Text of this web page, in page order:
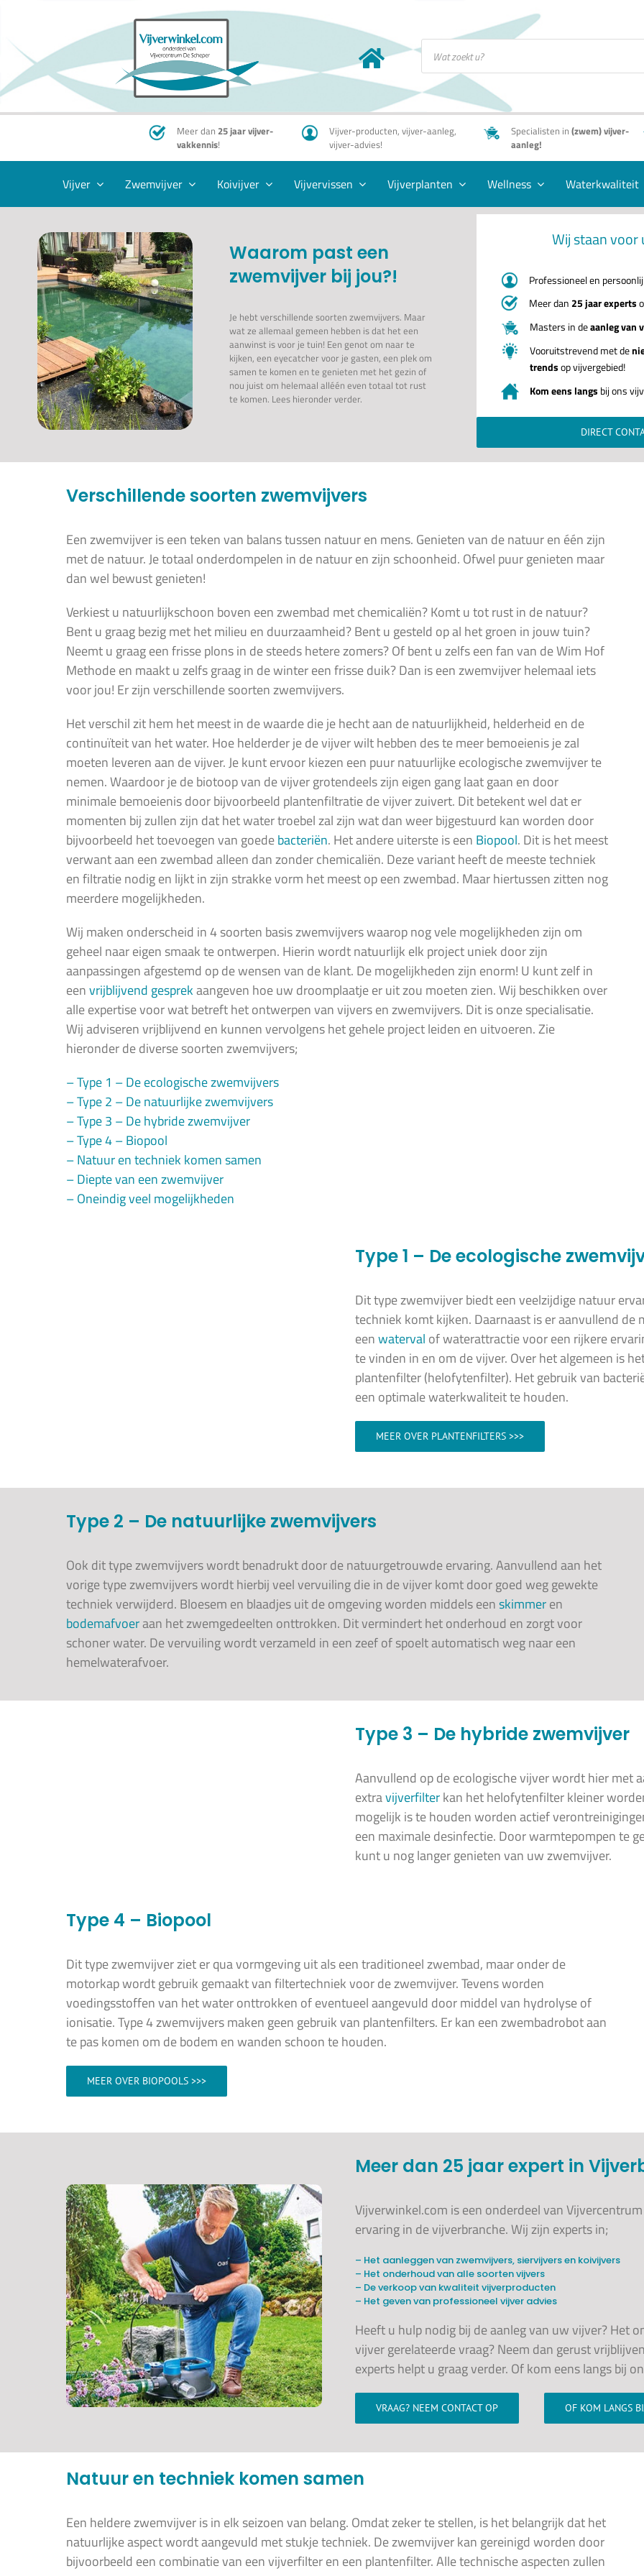
inhoud
Producten
zoeken
Meer dan 25 jaar vijver-
vakkennis!
Vijver-producten, vijver-aanleg,
vijver-advies!
Specialisten in (zwem) vijver-
aanleg!
Vijver Zwemvijver Koivijver Vijvervissen Vijverplanten Wellness Waterkwaliteit
Waarom past een
zwemvijver bij jou?!
Je hebt verschillende soorten zwemvijvers. Maar
wat ze allemaal gemeen hebben is dat het een
aanwinst is voor je tuin! Een genot om naar te
kijken, een eyecatcher voor je gasten, een plek om
samen te komen en te genieten met het gezin of
nou juist om helemaal alléén even totaal tot rust
te komen. Lees hieronder verder.
Wij staan voor
Professioneel en
Meer dan25 jaar experts
Masters in deaanleg van
Vooruitstrevend met de
trendsop vijvergebied!
Kom eens langs bij ons
DIRECT
Verschillende soorten zwemvijvers
Een zwemvijver is een teken van balans tussen natuur en mens. Genieten van de natuur en één zijn
met de natuur. Je totaal onderdompelen in de natuur en zijn schoonheid. Ofwel puur genieten maar
dan wel bewust genieten!
Verkiest u natuurlijkschoon boven een zwembad met chemicaliën? Komt u tot rust in de natuur?
Bent u graag bezig met het milieu en duurzaamheid? Bent u gesteld op al het groen in jouw tuin?
Neemt u graag een frisse plons in de steeds hetere zomers? Of bent u zelfs een fan van de Wim Hof
Methode en maakt u zelfs graag in de winter een frisse duik? Dan is een zwemvijver helemaal iets
voor jou! Er zijn verschillende soorten zwemvijvers.
Het verschil zit hem het meest in de waarde die je hecht aan de natuurlijkheid, helderheid en de
continuïteit van het water. Hoe helderder je de vijver wilt hebben des te meer bemoeienis je zal
moeten leveren aan de vijver. Je kunt ervoor kiezen een puur natuurlijke ecologische zwemvijver te
nemen. Waardoor je de biotoop van de vijver grotendeels zijn eigen gang laat gaan en door
minimale bemoeienis door bijvoorbeeld plantenfiltratie de vijver zuivert. Dit betekent wel dat er
momenten bij zullen zijn dat het water troebel zal zijn wat dan weer bijgestuurd kan worden door
bijvoorbeeld het toevoegen van goedebacteriën. Het andere uiterste is een Biopool. Dit is het meest
verwant aan een zwembad alleen dan zonder chemicaliën. Deze variant heeft de meeste techniek
en filtratie nodig en lijkt in zijn strakke vorm het meest op een zwembad. Maar hiertussen zitten nog
meerdere mogelijkheden.
Wij maken onderscheid in 4 soorten basis zwemvijvers waarop nog vele mogelijkheden zijn om
geheel naar eigen smaak te ontwerpen. Hierin wordt natuurlijk elk project uniek door zijn
aanpassingen afgestemd op de wensen van de klant. De mogelijkheden zijn enorm! U kunt zelf in
eenvrijblijvend gesprekaangeven hoe uw droomplaatje er uit zou moeten zien. Wij beschikken over
alle expertise voor wat betreft het ontwerpen van vijvers en zwemvijvers. Dit is onze specialisatie.
Wij adviseren vrijblijvend en kunnen vervolgens het gehele project leiden en uitvoeren. Zie
hieronder de diverse soorten zwemvijvers;
– Type 1 – De ecologische zwemvijvers
– Type 2 – De natuurlijke zwemvijvers
– Type 3 – De hybride zwemvijver
– Type 4 – Biopool
– Natuur en techniek komen samen
– Diepte van een zwemvijver
– Oneindig veel mogelijkheden
Type 1 – De ecologische
Dit type zwemvijver biedt een veelzijdige natuur
techniek komt kijken. Daarnaast is er aanvullend
eenwaterval of waterattractie voor een rijkere
te vinden in en om de vijver. Over het algemeen is
plantenfilter (helofytenfilter). Het gebruik van
een optimale waterkwaliteit te houden.
MEER OVER PLANTENFILTERS >>>
Type 2 – De natuurlijke zwemvijvers
Ook dit type zwemvijvers wordt benadrukt door de natuurgetrouwde ervaring. Aanvullend aan het
vorige type zwemvijvers wordt hierbij veel vervuiling die in de vijver komt door goed weg gewekte
techniek verwijderd. Bloesem en blaadjes uit de omgeving worden middels eenskimmeren
bodemafvoeraan het zwemgedeelten onttrokken. Dit vermindert het onderhoud en zorgt voor
schoner water. De vervuiling wordt verzameld in een zeef of spoelt automatisch weg naar een
hemelwaterafvoer.
Type 3 – De hybride zwemvijver
Aanvullend op de ecologische vijver wordt hier met
extravijverfilterkan het helofytenfilter kleiner
mogelijk is te houden worden actief
een maximale desinfectie. Door warmtepompen te
kunt u nog langer genieten van uw zwemvijver.
Type 4 – Biopool
Dit type zwemvijver ziet er qua vormgeving uit als een traditioneel zwembad, maar onder de
motorkap wordt gebruik gemaakt van filtertechniek voor de zwemvijver. Tevens worden
voedingsstoffen van het water onttrokken of eventueel aangevuld door middel van hydrolyse of
ionisatie. Type 4 zwemvijvers maken geen gebruik van plantenfilters. Er kan een zwembadrobot aan
te pas komen om de bodem en wanden schoon te houden.
MEER OVER BIOPOOLS >>>
Meer dan 25 jaar expert in
Vijverwinkel.com is een onderdeel van
ervaring in de vijverbranche. Wij zijn experts in;
– Het aanleggen van zwemvijvers, siervijvers en koivijvers
– Het onderhoud van alle soorten vijvers
– De verkoop van kwaliteit vijverproducten
– Het geven van professioneel vijver advies
Heeft u hulp nodig bij de aanleg van uw vijver? Het
vijver gerelateerde vraag? Neem dan gerust
experts helpt u graag verder. Of kom eens langs bij
VRAAG? NEEM CONTACT OP OF KOM LANGS
Natuur en techniek komen samen
Een heldere zwemvijver is in elk seizoen van belang. Omdat zeker te stellen, is het belangrijk dat het
natuurlijke aspect wordt aangevuld met stukje techniek. De zwemvijver kan gereinigd worden door
bijvoorbeeld een combinatie van een vijverfilter en een plantenfilter. Alle technische aspecten zullen